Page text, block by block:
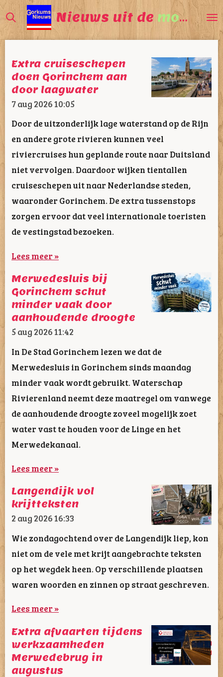
Ga
direct
naar
de
hoofdinhoud
Nieuws uit de mooiste
Extra cruiseschepen
doen Gorinchem aan
door laagwater
7 aug 202610:05
Door de uitzonderlijk lage waterstand op de Rijn
en andere grote rivieren kunnen veel
riviercruises hun geplande route naar Duitsland
niet vervolgen. Daardoor wijken tientallen
cruiseschepen uit naar Nederlandse steden,
waaronder Gorinchem. De extra tussenstops
zorgen ervoor dat veel internationale toeristen
de vestingstad bezoeken.
Lees meer »
Merwedesluis bij
Gorinchem schut
minder vaak door
aanhoudende droogte
5 aug 202611:42
In De Stad Gorinchem lezen we dat de
Merwedesluis in Gorinchem sinds maandag
minder vaak wordt gebruikt. Waterschap
Rivierenland neemt deze maatregel om vanwege
de aanhoudende droogte zoveel mogelijk zoet
water vast te houden voor de Linge en het
Merwedekanaal.
Lees meer »
Langendijk vol
krijtteksten
2 aug 202616:33
Wie zondagochtend over de Langendijk liep, kon
niet om de vele met krijt aangebrachte teksten
op het wegdek heen. Op verschillende plaatsen
waren woorden en zinnen op straat geschreven.
Lees meer »
Extra afvaarten tijdens
werkzaamheden
Merwedebrug in
augustus